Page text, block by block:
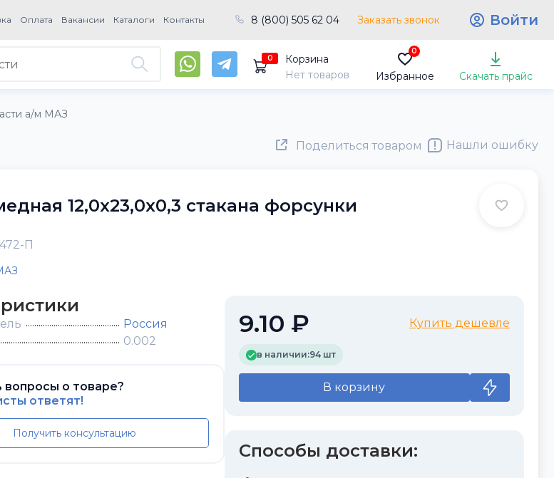
Оплата Вакансии Каталоги Контакты 8 (800) 505 62 04 Заказать звонок Войти
0
Корзина
Нет товаров
0
Избранное Скачать прайс
а/м МАЗ
Поделиться товаром Нашли ошибку
12,0х23,0х0,3 стакана форсунки
П
Россия
0.002
вопросы о товаре?
ответят!
Получить консультацию
9.10 ₽ Купить дешевле
в наличии:94 шт
В корзину
Способы доставки: